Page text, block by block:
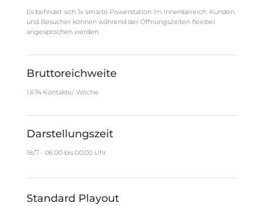
Es befindet sich 1x smarte Powerstation im Innenbereich. Kunden
und Besucher können während der Öffnungszeiten flexibel
angesprochen werden.
Bruttoreichweite
1.674 Kontakte/ Woche
Darstellungszeit
18/7 - 06:00 bis 00:00 Uhr
Standard Playout